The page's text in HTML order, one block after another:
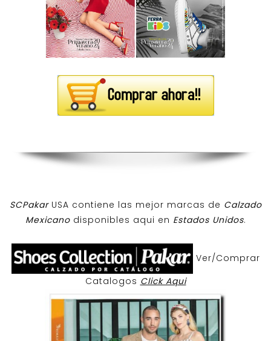
SCPakar USA contiene las mejor marcas de Calzado
Mexicanodisponibles aqui en Estados Unidos.
Ver/Comprar
Catalogos Click Aqui